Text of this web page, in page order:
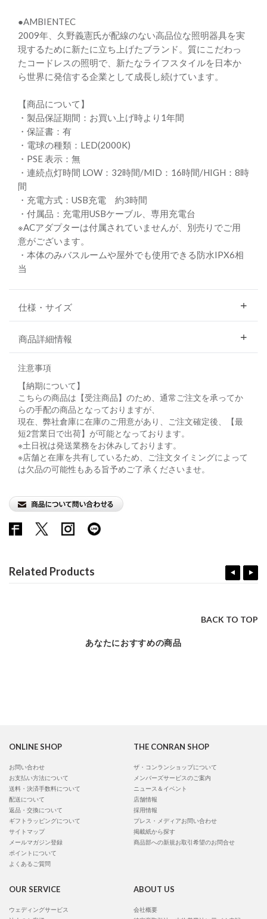
●AMBIENTEC
2009年、久野義憲氏が配線のない高品位な照明器具を実
現するために新たに立ち上げたブランド。質にこだわっ
たコードレスの照明で、新たなライフスタイルを日本か
ら世界に発信する企業として成長し続けています。
【商品について】
・製品保証期間：お買い上げ時より1年間
・保証書：有
・電球の種類：LED(2000K)
・PSE 表示：無
・連続点灯時間 LOW：32時間/MID：16時間/HIGH：8時
間
・充電方式：USB充電 約3時間
・付属品：充電用USBケーブル、専用充電台
※ACアダプターは付属されていませんが、別売りでご用
意がございます。
・本体のみバスルームや屋外でも使用できる防水IPX6相
当
仕様・サイズ
商品詳細情報
注意事項
【納期について】
こちらの商品は【受注商品】のため、通常ご注文を承ってか
らの手配の商品となっておりますが、
現在、弊社倉庫に在庫のご用意があり、ご注文確定後、【最
短2営業日で出荷】が可能となっております。
※土日祝は発送業務をお休みしております。
※店舗と在庫を共有しているため、ご注文タイミングによって
は欠品の可能性もある旨予めご了承くださいませ。
Related Products
BACK TO TOP
あなたにおすすめの商品
ONLINE SHOP
お問い合わせ
お支払い方法について
送料・決済手数料について
配送について
返品・交換について
ギフトラッピングについて
サイトマップ
メールマガジン登録
ポイントについて
よくあるご質問
THE CONRAN SHOP
ザ・コンランショップについて
メンバーズサービスのご案内
ニュース＆イベント
店舗情報
採用情報
プレス・メディアお問い合わせ
掲載紙から探す
商品部への新規お取引希望のお問合せ
OUR SERVICE
ウェディングサービス
ABOUT US
会社概要